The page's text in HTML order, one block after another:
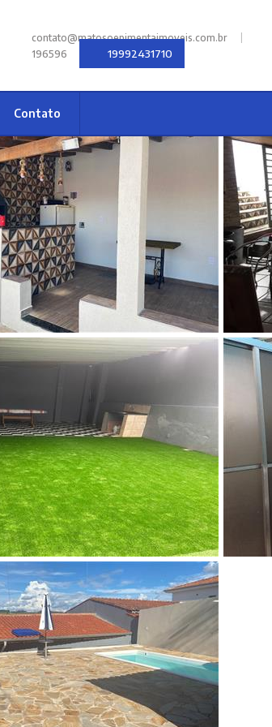
contato@matosoepimentaimoveis.com.br |
196596 19992431710
Contato